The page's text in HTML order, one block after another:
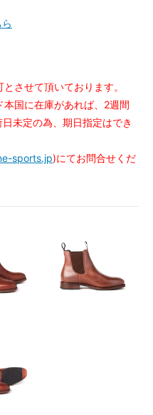
させて頂いております。
国に在庫があれば、2週間
未定の為、期日指定はでき
sports.jp)にてお問合せくだ